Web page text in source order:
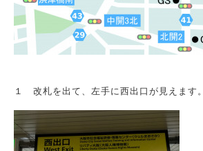
１ 改札を出て、左手に西出口が見えます。